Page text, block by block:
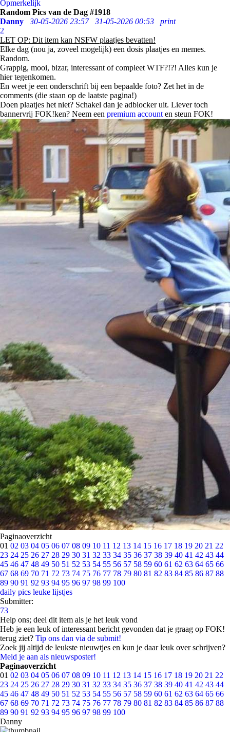
Opmerkelijk
Random Pics van de Dag #1918
Danny
30-05-2026 23:57 31-05-2026 00:53
print
2
LET OP: Dit item kan NSFW plaatjes bevatten!
Elke dag (nou ja, zoveel mogelijk) een dosis plaatjes en memes.
Random.
Grappig, mooi, bizar, interessant of compleet WTF?!?! Alles kun je
hier tegenkomen.
En weet je een onderschrift bij een bepaalde foto? Zet het in de
comments (die staan op de laatste pagina!)
Doen plaatjes het niet? Schakel dan je adblocker uit. Liever toch
bannervrij FOK!ken? Neem een premium account en steun FOK!
Paginaoverzicht
01 02 03 04 05 06 07 08 09 10 11 12 13 14 15 16 17 18 19 20 21 22
23 24 25 26 27 28 29 30 31 32 33 34 35 36 37 38 39 40 41 42 43 44
45 46 47 48 49 50 51 52 53 54 55 56 57 58 59 60 61 62 63 64 65 66
67 68 69 70 71 72 73 74 75 76 77 78 79 80 81 82 83 84 85 86 87 88
89 90 91 92 93 94 95 96 97 98 99 100
daily pics leuke lijstjes
Submitter:
73
Help ons; deel dit item als je het leuk vond
Heb je een leuk of interessant bericht gevonden dat je graag op FOK!
terug ziet? Tip ons dan via de submit!
Zoek jij altijd de leukste nieuwtjes en kun je daar leuk over schrijven?
Meld je aan als nieuwsposter!
Paginaoverzicht
01 02 03 04 05 06 07 08 09 10 11 12 13 14 15 16 17 18 19 20 21 22
23 24 25 26 27 28 29 30 31 32 33 34 35 36 37 38 39 40 41 42 43 44
45 46 47 48 49 50 51 52 53 54 55 56 57 58 59 60 61 62 63 64 65 66
67 68 69 70 71 72 73 74 75 76 77 78 79 80 81 82 83 84 85 86 87 88
89 90 91 92 93 94 95 96 97 98 99 100
Danny